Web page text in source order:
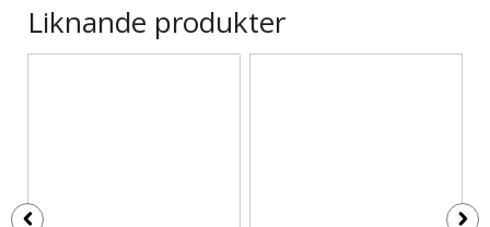
Liknande produkter